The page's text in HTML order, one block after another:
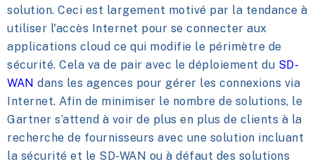
solution. Ceci est largement motivé par la tendance à
utiliser l'accès Internet pour se connecter aux
applications cloud ce qui modifie le périmètre de
sécurité. Cela va de pair avec le déploiement du SD-
WAN dans les agences pour gérer les connexions via
Internet. Afin de minimiser le nombre de solutions, le
Gartner s’attend à voir de plus en plus de clients à la
recherche de fournisseurs avec une solution incluant
la sécurité et le SD-WAN ou à défaut des solutions